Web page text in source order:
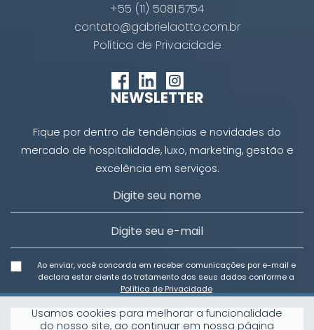
+55 (11) 5081.5754
contato@gabrielaotto.com.br
Política de Privacidade
NEWSLETTER
Fique por dentro de tendências e novidades do
mercado de hospitalidade, luxo, marketing, gestão e
excelência em serviços.
Ao enviar, você concorda em receber comunicações por e-mail e
declara estar ciente do tratamento dos seus dados conforme a
Política de Privacidade
Inscreva-se
Usamos cookies para melhorar a funcionalidade
do nosso site, ao continuar em nossa página